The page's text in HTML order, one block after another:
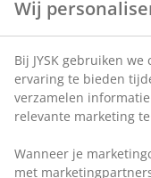
Katoen is ademend
waardoor je je 's
Wassen
Het dekbed kan in
op 60 °C om het
60 °C of hoger
uit de stof. Gebruik
voor natuurlijke